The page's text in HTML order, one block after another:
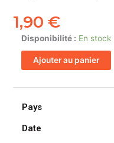
1,90€
Disponibilité : En stock
quantité
de
FRANCE,
de
Daniel
Ajouter au panier
Pays
Date